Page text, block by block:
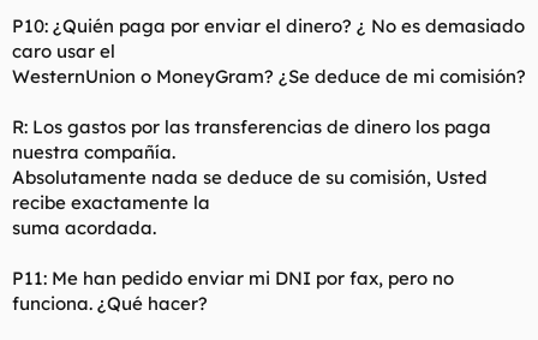
P10: ¿Quién paga por enviar el dinero? ¿ No es demasiado
caro usar el
WesternUnion o MoneyGram? ¿Se deduce de mi comisión?
R: Los gastos por las transferencias de dinero los paga
nuestra compañía.
Absolutamente nada se deduce de su comisión, Usted
recibe exactamente la
suma acordada.
P11: Me han pedido enviar mi DNI por fax, pero no
funciona. ¿Qué hacer?